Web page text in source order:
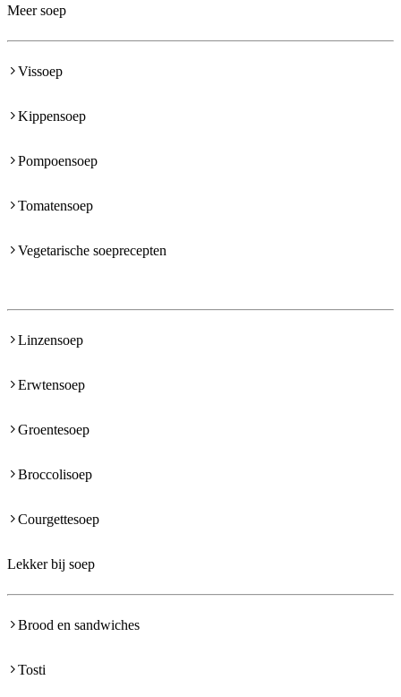
Meer soep
Vissoep
Kippensoep
Pompoensoep
Tomatensoep
Vegetarische soeprecepten
Linzensoep
Erwtensoep
Groentesoep
Broccolisoep
Courgettesoep
Lekker bij soep
Brood en sandwiches
Tosti